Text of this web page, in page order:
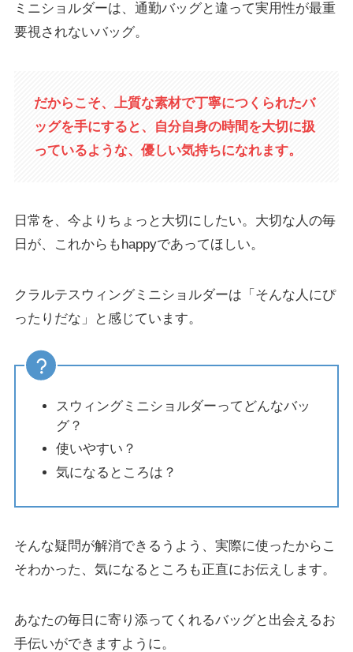
ミニショルダーは、通勤バッグと違って実用性が最重
要視されないバッグ。
だからこそ、上質な素材で丁寧につくられたバ
ッグを手にすると、自分自身の時間を大切に扱
っているような、優しい気持ちになれます。
日常を、今よりちょっと大切にしたい。大切な人の毎
日が、これからもhappyであってほしい。
クラルテスウィングミニショルダーは「そんな人にぴ
ったりだな」と感じています。
スウィングミニショルダーってどんなバッ
グ？
使いやすい？
気になるところは？
そんな疑問が解消できるうよう、実際に使ったからこ
そわかった、気になるところも正直にお伝えします。
あなたの毎日に寄り添ってくれるバッグと出会えるお
手伝いができますように。